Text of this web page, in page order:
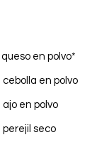
en polvo*
en polvo
en polvo
seco